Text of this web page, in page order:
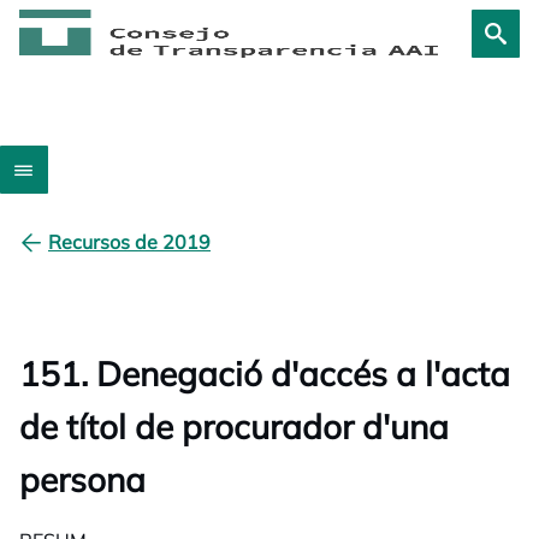
Recursos de 2019
151. Denegació d'accés a l'acta
de títol de procurador d'una
persona